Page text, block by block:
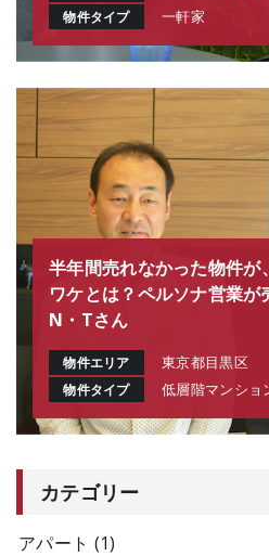
物件タイプ 一軒家
半年間売れなかった物件が
ワケとは？ペルソナ営業
N・Tさん
物件エリア 東京都目黒区
物件タイプ 低層階マンショ
カテゴリー
アパート (1)